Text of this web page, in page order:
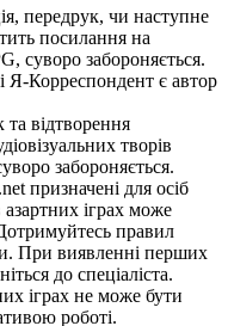
передрук, чи наступне
посилання на
суворо забороняється.
Я-Корреспондент є автор
відтворення
творів
забороняється.
призначені для осіб
іграх може
правил
При виявленні перших
до спеціаліста.
іграх не може бути
роботі.